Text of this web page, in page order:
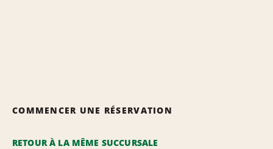
COMMENCER UNE RÉSERVATION
RETOUR À LA MÊME SUCCURSALE